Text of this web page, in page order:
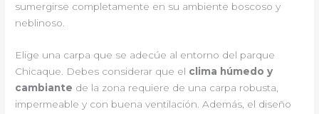
sumergirse completamente en su ambiente boscoso y
neblinoso.
Elige una carpa que se adecúe al entorno del parque
Chicaque. Debes considerar que el clima húmedo y
cambiante de la zona requiere de una carpa robusta,
impermeable y con buena ventilación. Además, el diseño